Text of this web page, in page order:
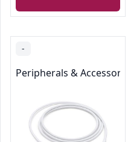
-
Peripherals & Accessories